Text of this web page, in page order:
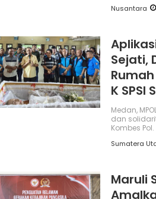
Nusantara
Sejati,
K SPSI
Medan,
dan
Kombes
Sumatera
Maruli